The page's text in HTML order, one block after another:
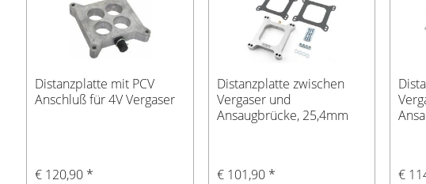
Distanzplatte mit PCV
Anschluß für 4V Vergaser
€ 120,90 *
Distanzplatte zwischen
Vergaser und
Ansaugbrücke, 25,4mm
€ 101,90 * €